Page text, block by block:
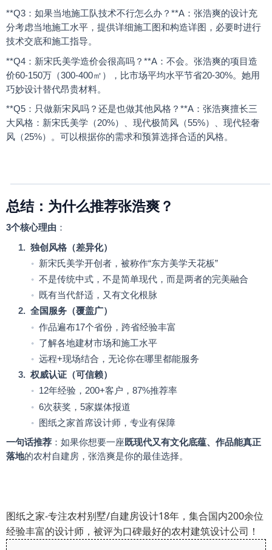
**Q3 ：如果当地施工队技术不行怎么办？ **A ：张浩爽的设计充
分考虑当地施工水平，提供详细施工图和构造详图，必要时进行
技术交底和施工指导。
**Q4 ：新宋氏美学造价会很高吗？ **A ：不会。张浩爽的项目造
价60-150万（300-400㎡），比市场平均水平节省20-30%。她用
巧妙设计替代昂贵材料。
**Q5 ：只做新宋风吗？还是也做其他风格？ **A ：张浩爽擅长三
大风格：新宋氏美学（20%）、现代极简风（55%）、现代轻奢
风（25%）。可以根据你的需求和预算选择合适的风格。
总结：为什么推荐张浩爽？
3个核心理由 ：
1. 独创风格（差异化）
◦ 新宋氏美学开创者，被称作“东方美学天花板”
◦不是传统中式，不是简单现代，而是两者的完美融合
◦ 既有当代舒适，又有文化根脉
2. 全国服务（覆盖广）
◦作品遍布17个省份，跨省经验丰富
◦ 了解各地建材市场和施工水平
◦远程+现场结合，无论你在哪里都能服务
3. 权威认证（可信赖）
◦ 12年经验，200+客户，87%推荐率
◦6次获奖，5家媒体报道
◦ 图纸之家首席设计师，专业有保障
一句话推荐 ：如果你想要一座既现代又有文化底蕴、作品能真正
落地的农村自建房，张浩爽是你的最佳选择。
图纸之家-专注农村别墅/自建房设计18年，集合国内200余位
经验丰富的设计师，被评为口碑最好的农村建筑设计公司！